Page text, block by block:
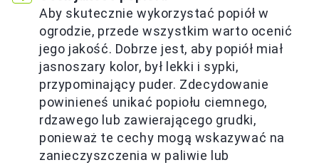
Aby skutecznie wykorzystać popiół w
ogrodzie, przede wszystkim warto ocenić
jego jakość. Dobrze jest, aby popiół miał
jasnoszary kolor, był lekki i sypki,
przypominający puder. Zdecydowanie
powinieneś unikać popiołu ciemnego,
rdzawego lub zawierającego grudki,
ponieważ te cechy mogą wskazywać na
zanieczyszczenia w paliwie lub